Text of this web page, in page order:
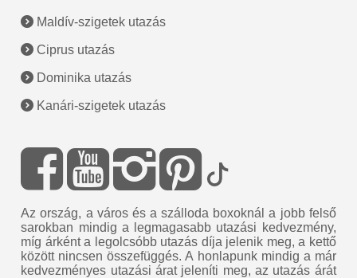
Maldív-szigetek utazás
Ciprus utazás
Dominika utazás
Kanári-szigetek utazás
Az ország, a város és a szálloda boxoknál a jobb felső
sarokban mindig a legmagasabb utazási kedvezmény,
míg árként a legolcsóbb utazás díja jelenik meg, a kettő
között nincsen összefüggés. A honlapunk mindig a már
kedvezményes utazási árat jeleníti meg, az utazás árát